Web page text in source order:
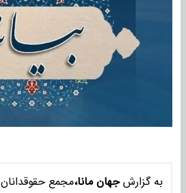
به گزارشجهان مانا،مجمع